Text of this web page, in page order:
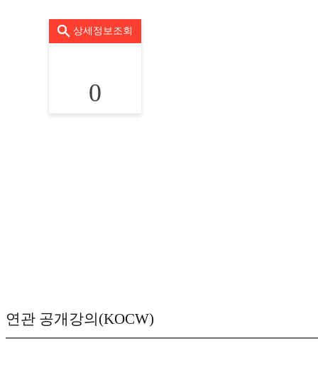
상세정보조회
0
연관 공개강의(KOCW)